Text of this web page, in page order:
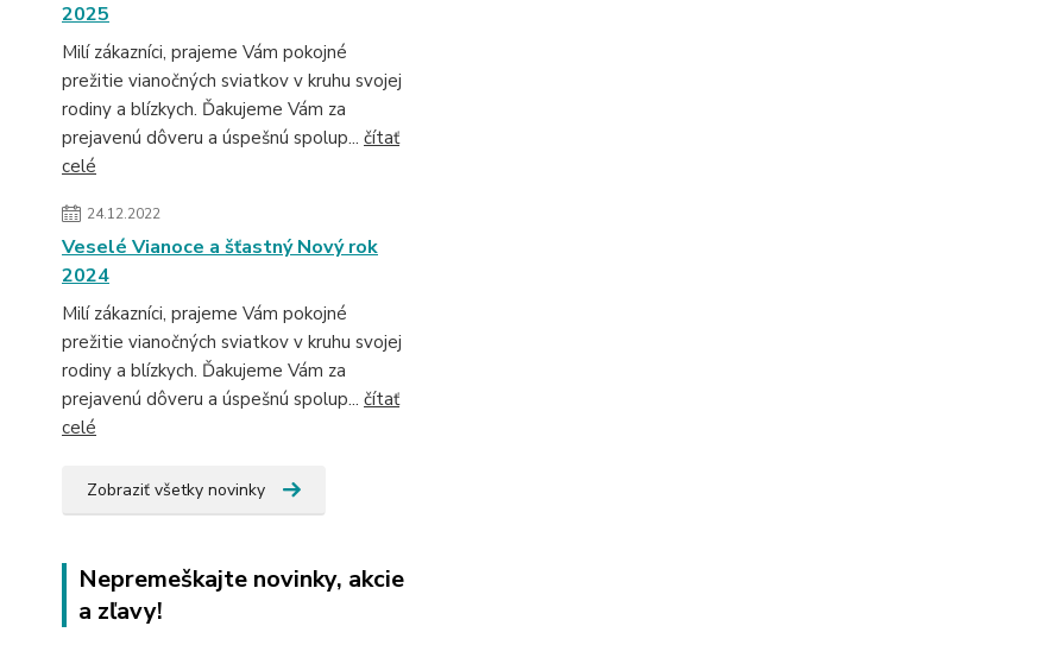
2025
Milí zákazníci, prajeme Vám pokojné
prežitie vianočných sviatkov v kruhu svojej
rodiny a blízkych. Ďakujeme Vám za
prejavenú dôveru a úspešnú spolup... čítať
celé
24.12.2022
Veselé Vianoce a šťastný Nový rok
2024
Milí zákazníci, prajeme Vám pokojné
prežitie vianočných sviatkov v kruhu svojej
rodiny a blízkych. Ďakujeme Vám za
prejavenú dôveru a úspešnú spolup... čítať
celé
Zobraziť všetky novinky
Nepremeškajte novinky, akcie
a zľavy!